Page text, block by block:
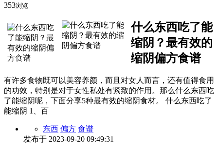
353浏览
什么东西吃了能
缩阴？最有效的
缩阴偏方食谱
有许多食物既可以美容养颜，而且对女人而言，还有值得食用
的功效，特别是对于女性私处有紧致的作用。那么什么东西吃
了能缩阴呢，下面分享5种最有效的缩阴食材。 什么东西吃了
能缩阴 1、百
东西 偏方 食谱
发布于 2023-09-20 09:49:31